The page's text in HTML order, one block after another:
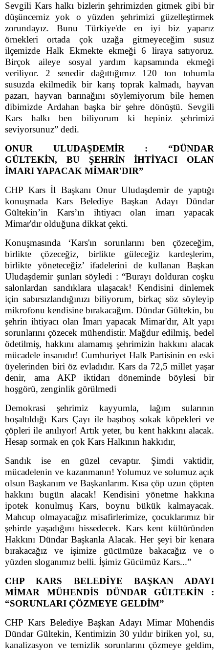
Sevgili Kars halkı bizlerin şehrimizden gitmek gibi bir
düşüncemiz yok o yüzden şehrimizi güzelleştirmek
zorundayız. Bunu Türkiye'de en iyi biz yaparız
örnekleri ortada çok uzağa gitmeyeceğim susuz
ilçemizde Halk Ekmekte ekmeği 6 liraya satıyoruz.
Birçok aileye sosyal yardım kapsamında ekmeği
veriliyor. 2 senedir dağıttığımız 120 ton tohumla
susuzda ekilmedik bir karış toprak kalmadı, hayvan
pazarı, hayvan barınağını söylemiyorum bile hemen
dibimizde Ardahan başka bir şehre dönüştü. Sevgili
Kars halkı ben biliyorum ki hepiniz şehrimizi
seviyorsunuz” dedi.
ONUR ULUDAŞDEMİR : “DÜNDAR
GÜLTEKİN, BU ŞEHRİN İHTİYACI OLAN
İMARI YAPACAK MİMAR'DIR”
CHP Kars İl Başkanı Onur Uludaşdemir de yaptığı
konuşmada Kars Belediye Başkan Adayı Dündar
Gültekin’in Kars’ın ihtiyacı olan imarı yapacak
Mimar'dır olduğuna dikkat çekti.
Konuşmasında ‘Kars'ın sorunlarını ben çözeceğim,
birlikte çözeceğiz, birlikte güleceğiz kardeşlerim,
birlikte yöneteceğiz’ ifadelerini de kullanan Başkan
Uludaşdemir şunları söyledi : “Burayı dolduran coşku
salonlardan sandıklara ulaşacak! Kendisini dinlemek
için sabırsızlandığınızı biliyorum, birkaç söz söyleyip
mikrofonu kendisine bırakacağım. Dündar Gültekin, bu
şehrin ihtiyacı olan İmarı yapacak Mimar'dır, Alt yapı
sorunlarını çözecek mühendistir. Mağdur edilmiş, bedel
ödetilmiş, hakkını alamamış şehrimizin hakkını alacak
mücadele insanıdır! Cumhuriyet Halk Partisinin en eski
üyelerinden biri öz evladıdır. Kars da 72,5 millet yaşar
denir, ama AKP iktidarı döneminde böylesi bir
hoşgörü, zenginlik görülmedi
Demokrasi şehrimiz kayyumla, lağım sularının
boşaltıldığı Kars Çayı ile başıboş sokak köpekleri ve
çöpleri ile anılıyor! Artık yeter, bu kent hakkını alacak.
Hesap sormak en çok Kars Halkının hakkıdır,
Sandık ise en güzel cevaptır. Şimdi vaktidir,
mücadelenin ve kazanmanın! Yolumuz ve solumuz açık
olsun Başkanım ve Başkanlarım. Kısa çöp uzun çöpten
hakkını bugün alacak! Kendisini yönetme hakkına
ipotek konulmuş Kars, boynu bükük kalmayacak.
Mahcup olmayacağız misafirlerimize, çocuklarımız bir
şehirde yaşadığını hissedecek. Kars kent kültüründen
Hakkını Dündar Başkanla Alacak. Her şeyi bir kenara
bırakacağız ve işimize gücümüze bakacağız ve o
yüzden sloganımız belli. İşimiz Gücümüz Kars...”
CHP KARS BELEDİYE BAŞKAN ADAYI
MİMAR MÜHENDİS DÜNDAR GÜLTEKİN :
“SORUNLARI ÇÖZMEYE GELDİM”
CHP Kars Belediye Başkan Adayı Mimar Mühendis
Dündar Gültekin, Kentimizin 30 yıldır biriken yol, su,
kanalizasyon ve temizlik sorunlarını çözmeye geldim,